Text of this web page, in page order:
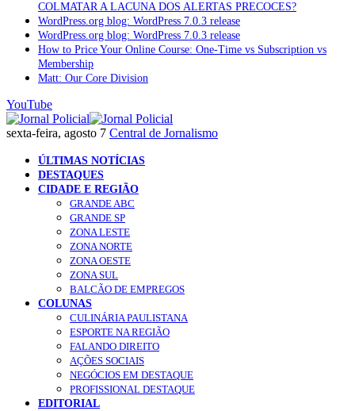
COLMATAR A LACUNA DOS ALERTAS PRECOCES?
WordPress.org blog: WordPress 7.0.3 release
WordPress.org blog: WordPress 7.0.3 release
How to Price Your Online Course: One-Time vs Subscription vs
Membership
Matt: Our Core Division
YouTube
sexta-feira, agosto 7 Central de Jornalismo
ÚLTIMAS NOTÍCIAS
DESTAQUES
CIDADE E REGIÃO
GRANDE ABC
GRANDE SP
ZONA LESTE
ZONA NORTE
ZONA OESTE
ZONA SUL
BALCÃO DE EMPREGOS
COLUNAS
CULINÁRIA PAULISTANA
ESPORTE NA REGIÃO
FALANDO DIREITO
AÇÕES SOCIAIS
NEGÓCIOS EM DESTAQUE
PROFISSIONAL DESTAQUE
EDITORIAL